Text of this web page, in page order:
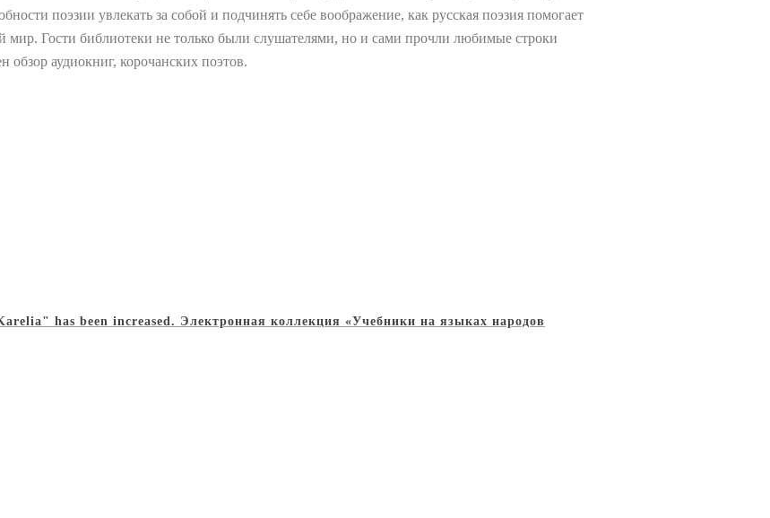
поэзии увлекать за собой и подчинять себе воображение, как русская поэзия помогает
мир. Гости библиотеки не только были слушателями, но и сами прочли любимые строки
аудиокниг, корочанских поэтов.
has been increased. Электронная коллекция «Учебники на языках народов